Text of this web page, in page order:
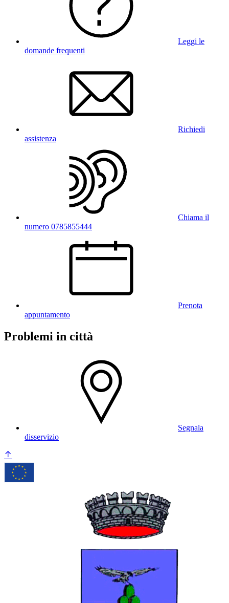
Leggi le
domande frequenti
Richiedi
assistenza
Chiama il
numero 0785855444
Prenota
appuntamento
Problemi in città
Segnala
disservizio